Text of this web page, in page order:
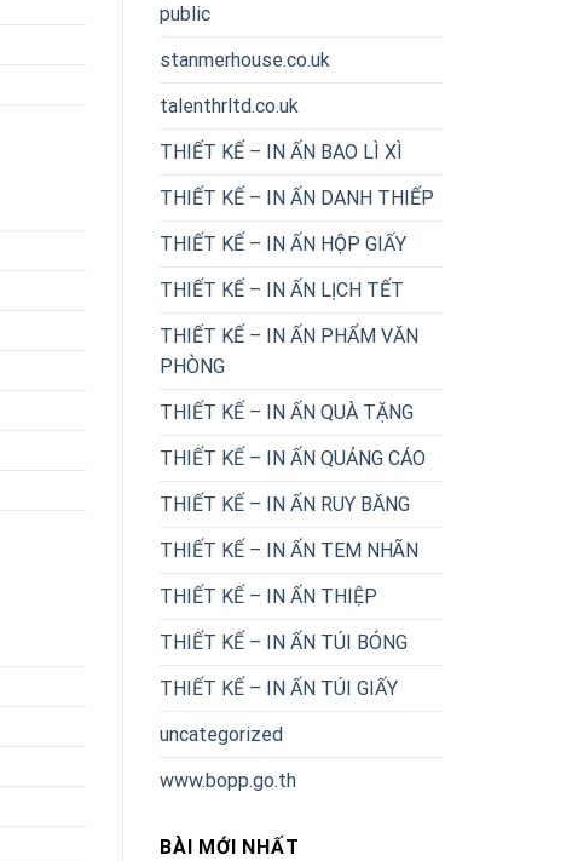
public
stanmerhouse.co.uk
talenthrltd.co.uk
THIẾT KẾ – IN ẤN BAO LÌ XÌ
THIẾT KẾ – IN ẤN DANH THIẾP
THIẾT KẾ – IN ẤN HỘP GIẤY
THIẾT KẾ – IN ẤN LỊCH TẾT
THIẾT KẾ – IN ẤN PHẨM VĂN
PHÒNG
THIẾT KẾ – IN ẤN QUÀ TẶNG
THIẾT KẾ – IN ẤN QUẢNG CÁO
THIẾT KẾ – IN ẤN RUY BĂNG
THIẾT KẾ – IN ẤN TEM NHÃN
THIẾT KẾ – IN ẤN THIỆP
THIẾT KẾ – IN ẤN TÚI BÓNG
THIẾT KẾ – IN ẤN TÚI GIẤY
uncategorized
www.bopp.go.th
BÀI MỚI NHẤT